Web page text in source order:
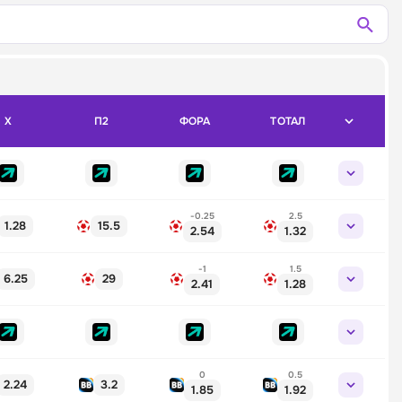
X П2 ФОРА ТОТАЛ
1.28 15.5
-0.25
2.54
2.5
1.32
6.25 29
-1
2.41
1.5
1.28
2.24 3.2
0
1.85
0.5
1.92